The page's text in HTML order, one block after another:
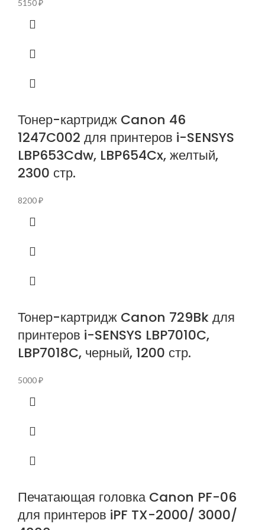
5150₽
Тонер-картридж Canon 46
1247C002 для принтеров i-SENSYS
LBP653Cdw, LBP654Cx, желтый,
2300 стр.
8200₽
Тонер-картридж Canon 729Bk для
принтеров i-SENSYS LBP7010C,
LBP7018C, черный, 1200 стр.
5000₽
Печатающая головка Canon PF-06
для принтеров iPF TX-2000/ 3000/